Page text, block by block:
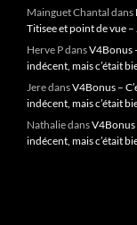
Mainguet Chantal dans
Titisee et point de vue –
Herve PdansV4Bonus
indécent, mais c’était
JeredansV4Bonus –
indécent, mais c’était
NathaliedansV4Bonus
indécent, mais c’était